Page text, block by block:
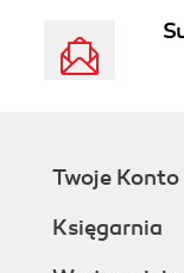
Twoje Konto
Księgarnia